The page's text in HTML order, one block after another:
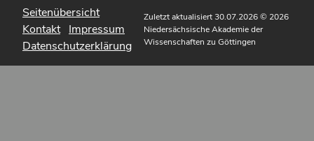
Seitenübersicht
Kontakt Impressum
Datenschutzerklärung
Zuletzt aktualisiert 30.07.2026© 2026
Niedersächsische Akademie der
Wissenschaften zu Göttingen